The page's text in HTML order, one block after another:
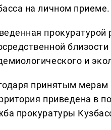
на личном
прокуратурой
и
принятым мерам
приведена в
прокуратуры